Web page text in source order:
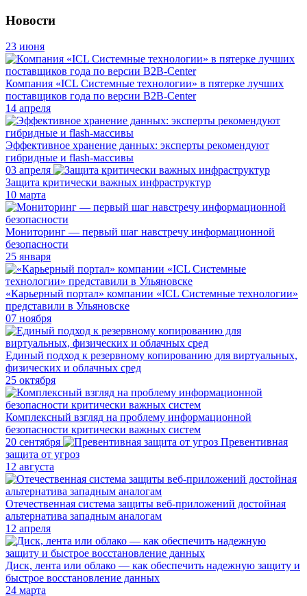
Новости
23 июня
Компания «ICL Системные технологии» в пятерке лучших
поставщиков года по версии B2B-Center
14 апреля
Эффективное хранение данных: эксперты рекомендуют
гибридные и flash-массивы
03 апреля
Защита критически важных инфраструктур
10 марта
Мониторинг — первый шаг навстречу информационной
безопасности
25 января
«Карьерный портал» компании «ICL Системные технологии»
представили в Ульяновске
07 ноября
Единый подход к резервному копированию для виртуальных,
физических и облачных сред
25 октября
Комплексный взгляд на проблему информационной
безопасности критически важных систем
20 сентября
Превентивная
защита от угроз
12 августа
Отечественная система защиты веб-приложений достойная
альтернатива западным аналогам
12 апреля
Диск, лента или облако — как обеспечить надежную защиту и
быстрое восстановление данных
24 марта